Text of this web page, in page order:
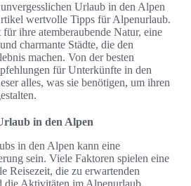
Urlaub in den Alpen
wertvolle Tipps für Alpenurlaub.
ihre atemberaubende Natur, eine
charmante Städte, die den
machen. Von der besten
für Unterkünfte in den
alles, was sie benötigen, um ihren
in den Alpen
in den Alpen kann eine
sein. Viele Faktoren spielen eine
Reisezeit, die zu erwartenden